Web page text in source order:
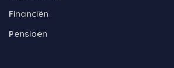
Financiën
Pensioen